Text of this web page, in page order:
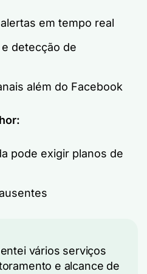
em tempo real
detecção de
além do Facebook
pode exigir planos de
vários serviços
e alcance de